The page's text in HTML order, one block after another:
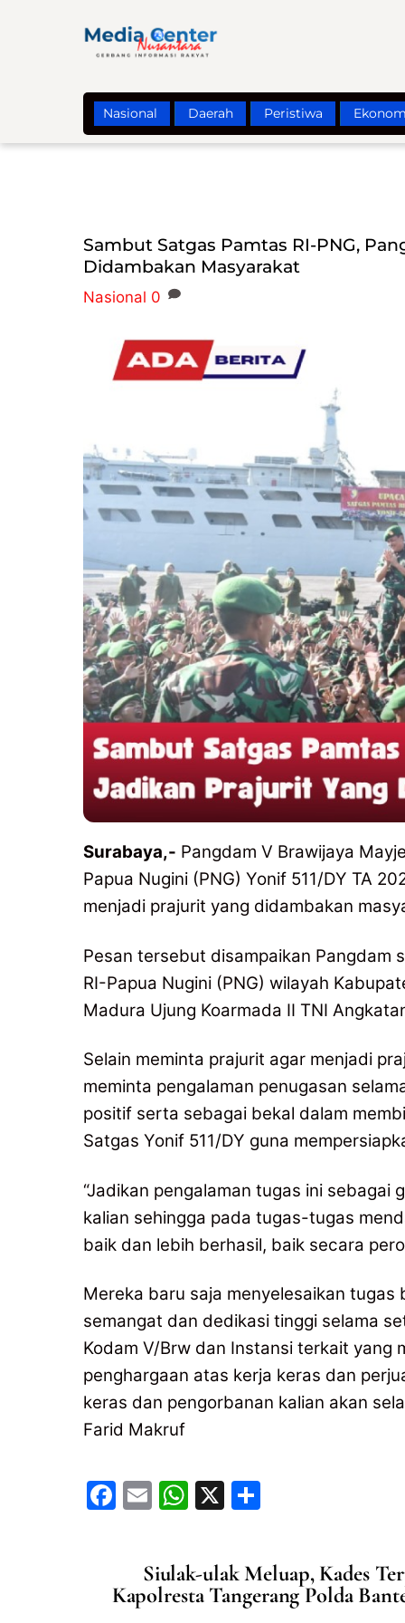
Nasional Daerah Peristiwa
Sambut Satgas Pamtas RI-PNG,
Didambakan Masyarakat
Nasional 0
Surabaya,- Pangdam V Brawijaya
Papua Nugini (PNG) Yonif 511/DY TA
menjadi prajurit yang didambakan
Pesan tersebut disampaikan Pangdam
RI-Papua Nugini (PNG) wilayah
Madura Ujung Koarmada II TNI
Selain meminta prajurit agar menjadi
meminta pengalaman penugasan
positif serta sebagai bekal dalam
Satgas Yonif 511/DY guna
“Jadikan pengalaman tugas ini
kalian sehingga pada tugas-tugas
baik dan lebih berhasil, baik secara
Mereka baru saja menyelesaikan
semangat dan dedikasi tinggi selama
Kodam V/Brw dan Instansi terkait yang
penghargaan atas kerja keras dan
keras dan pengorbanan kalian akan
Farid Makruf
F
e
b
E
l
W
s
A
X
e
Siulak-ulak Meluap, Kades
Kapolresta Tangerang Polda